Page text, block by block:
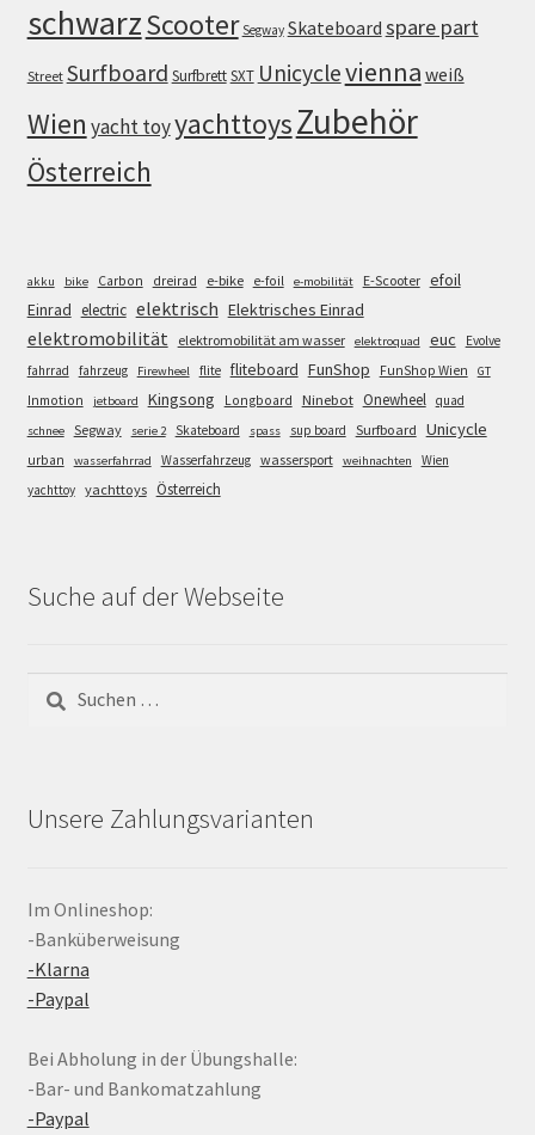
schwarzScooter Segway Skateboard spare part
Street Surfboard SurfbrettSXT Unicyclevienna weiß
Wien yacht toyyachttoysZubehör
Österreich
akku bike Carbon dreirad e-bike e-foil e-mobilität E-Scooter efoil
Einrad electric elektrisch Elektrisches Einrad
elektromobilität elektromobilität am wasser elektroquad euc
Evolve
fahrrad
fahrzeug Firewheel flite fliteboard FunShop FunShop Wien GT
Inmotion jetboard Kingsong Longboard Ninebot Onewheel quad
schnee Segway serie 2 Skateboard spass sup board Surfboard Unicycle
urban wasserfahrrad Wasserfahrzeug wassersport weihnachten
Wien
yachttoy yachttoys Österreich
Suche auf der Webseite
Suchen
nach:
Unsere Zahlungsvarianten
Im Onlineshop:
-Banküberweisung
-Klarna
-Paypal
Bei Abholung in der Übungshalle:
-Bar- und Bankomatzahlung
-Paypal